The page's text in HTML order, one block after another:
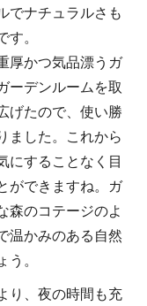
でナチュラルさも
。
厚かつ気品漂うガ
ーデンルームを取
げたので、使い勝
ました。これから
にすることなく目
ができますね。ガ
森のコテージのよ
温かみのある自然
。
り、夜の時間も充